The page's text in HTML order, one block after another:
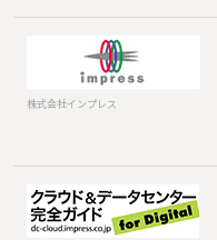
株式会社インプレス
データセンター
を検索・見積
ソフトウェア開
発エンジニアに